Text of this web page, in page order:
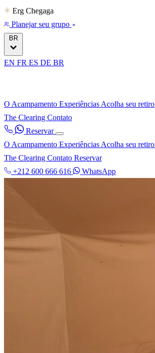
Erg Chegaga
Planejar seu grupo
BR
EN FR ES DE BR
O Acampamento Experiências Acolha seu retiro
The Clearing Contato
Reservar
O Acampamento Experiências Acolha seu retiro
The Clearing Contato Reservar
+212 600 666 616
WhatsApp